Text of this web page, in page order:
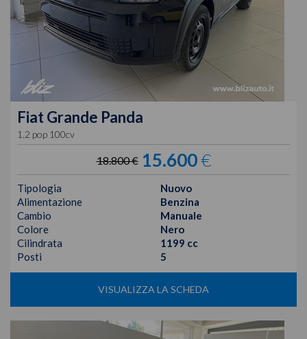
Fiat Grande Panda
1.2 pop 100cv
18.800 € 15.600€
Tipologia
Nuovo
Alimentazione
Benzina
Cambio
Manuale
Colore
Nero
Cilindrata
1199 cc
Posti
5
VISUALIZZA LA SCHEDA